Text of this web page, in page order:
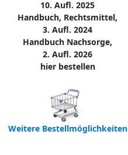
10. Aufl. 2025
Handbuch, Rechtsmittel,
3. Aufl. 2024
Handbuch Nachsorge,
2. Aufl. 2026
hier bestellen
Weitere Bestellmöglichkeiten